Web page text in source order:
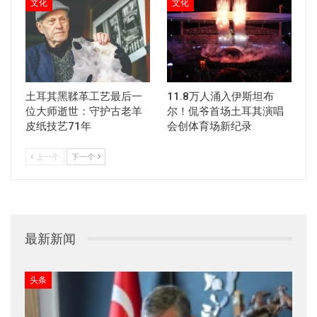
文化
土耳其黑鞣革工艺最后一
位大师逝世：守护古老羊
皮纸技艺71年
文化
11.8万人涌入伊斯坦布
尔！侃爷首场土耳其演唱
会创体育场新纪录
上一个 下一个
最新新闻
头条